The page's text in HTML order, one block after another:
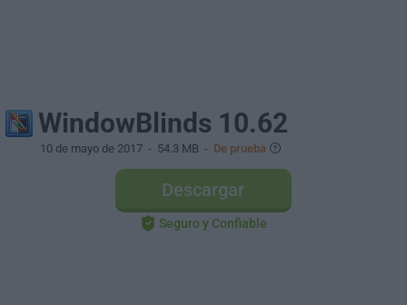
WindowBlinds 10.62
10 de mayo de 2017 - 54.3 MB - De prueba
Descargar
Seguro y Confiable